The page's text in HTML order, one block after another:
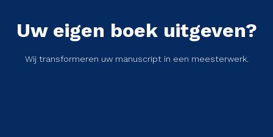
Uw eigen boek uitgeven?
Wij transformeren uw manuscript in een meesterwerk.